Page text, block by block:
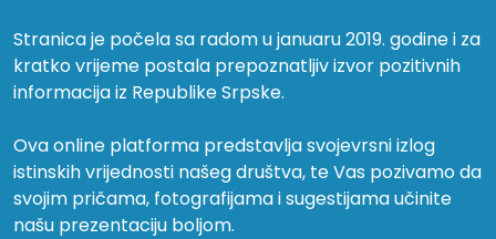
Stranica je počela sa radom u januaru 2019. godine i za
kratko vrijeme postala prepoznatljiv izvor pozitivnih
informacija iz Republike Srpske.
Ova online platforma predstavlja svojevrsni izlog
istinskih vrijednosti našeg društva, te Vas pozivamo da
svojim pričama, fotografijama i sugestijama učinite
našu prezentaciju boljom.